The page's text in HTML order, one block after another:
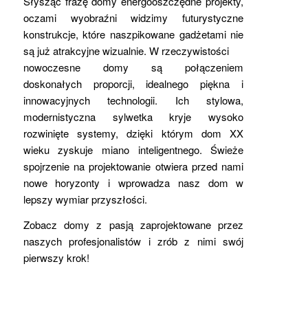
oczami wyobraźni widzimy futurystyczne
konstrukcje, które naszpikowane gadżetami nie
są już atrakcyjne wizualnie. W rzeczywistości
nowoczesne domy są połączeniem
doskonałych proporcji, idealnego piękna i
innowacyjnych technologii. Ich stylowa,
modernistyczna sylwetka kryje wysoko
rozwinięte systemy, dzięki którym dom XX
wieku zyskuje miano inteligentnego. Świeże
spojrzenie na projektowanie otwiera przed nami
nowe horyzonty i wprowadza nasz dom w
lepszy wymiar przyszłości.
Zobacz domy z pasją zaprojektowane przez
naszych profesjonalistów i zrób z nimi swój
pierwszy krok!